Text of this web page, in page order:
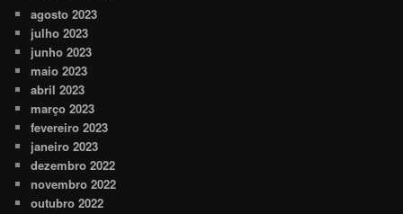
agosto 2023
julho 2023
junho 2023
maio 2023
abril 2023
março 2023
fevereiro 2023
janeiro 2023
dezembro 2022
novembro 2022
outubro 2022